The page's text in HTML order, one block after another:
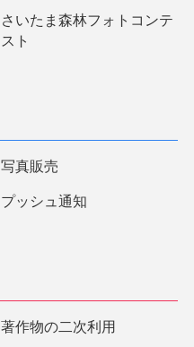
さいたま森林フォトコンテ
スト
写真販売
プッシュ通知
著作物の二次利用